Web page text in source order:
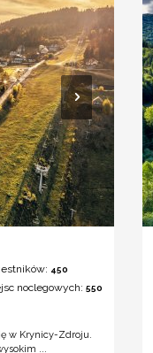
450
noclegowych:550
w Krynicy-Zdroju.
...